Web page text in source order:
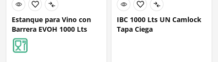
Estanque para Vino con
Barrera EVOH 1000 Lts
IBC 1000 Lts UN Camlock
Tapa Ciega